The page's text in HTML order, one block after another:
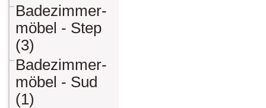
Badezimmer-
möbel - Step
(3)
Badezimmer-
möbel - Sud
(1)